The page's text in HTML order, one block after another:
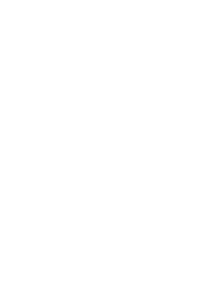
業の「顧客との会話」を支援す